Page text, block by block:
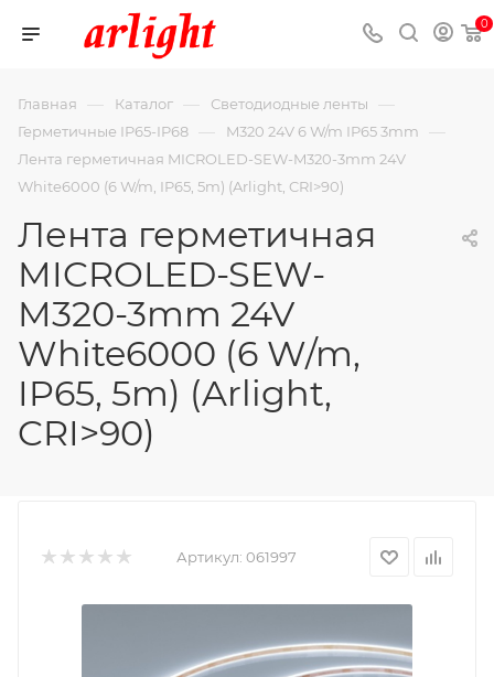
0
Главная — Каталог — Светодиодные ленты —
Герметичные IP65-IP68 — M320 24V 6 W/m IP65 3mm —
Лента герметичная MICROLED-SEW-M320-3mm 24V
White6000 (6 W/m, IP65, 5m) (Arlight, CRI>90)
Лента герметичная
MICROLED-SEW-
M320-3mm 24V
White6000 (6 W/m,
IP65, 5m) (Arlight,
CRI>90)
Артикул: 061997